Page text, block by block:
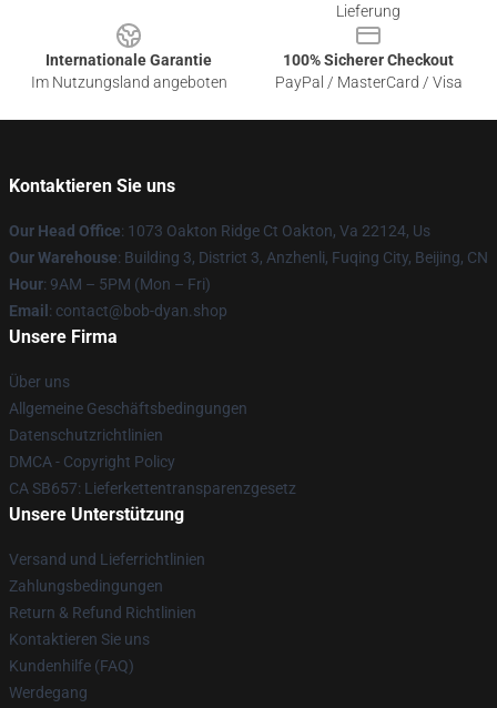
Lieferung
Internationale Garantie
Im Nutzungsland angeboten
100% Sicherer Checkout
PayPal / MasterCard / Visa
Kontaktieren Sie uns
Our Head Office: 1073 Oakton Ridge Ct Oakton, Va 22124, Us
Our Warehouse: Building 3, District 3, Anzhenli, Fuqing City, Beijing, CN
Hour: 9AM – 5PM (Mon – Fri)
Email : contact@bob-dyan.shop
Unsere Firma
Über uns
Allgemeine Geschäftsbedingungen
Datenschutzrichtlinien
DMCA - Copyright Policy
CA SB657: Lieferkettentransparenzgesetz
Unsere Unterstützung
Versand und Lieferrichtlinien
Zahlungsbedingungen
Return & Refund Richtlinien
Kontaktieren Sie uns
Kundenhilfe (FAQ)
Werdegang